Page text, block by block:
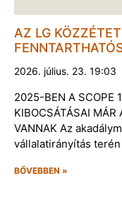
AZ LG
2026. július. 23. 19:03
2025-BEN A SCOPE
KIBOCSÁTÁSAI
VANNAK Az
vállalatirányítás
BŐVEBBEN »